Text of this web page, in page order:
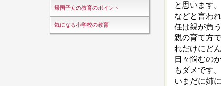
帰国子女の教育のポイント
気になる小学校の教育
と思います
などと言わ
任は親が負
親の育て方
れだけにど
日々悩むの
もダメです
いまだに姉